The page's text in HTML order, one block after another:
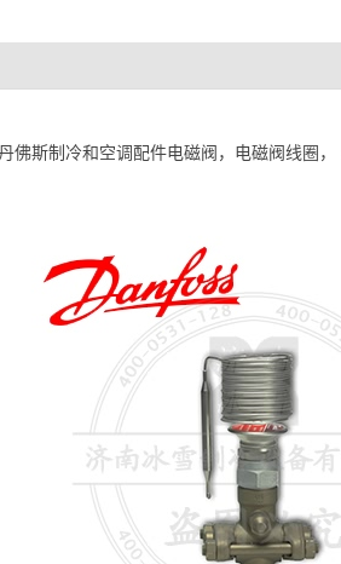
佛斯制冷和空调配件电磁阀，电磁阀线圈